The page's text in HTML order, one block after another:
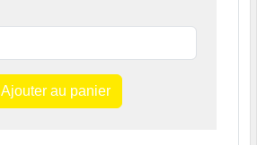
Ajouter au panier